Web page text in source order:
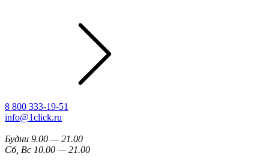
8 800 333-19-51
info@1click.ru
Будни 9.00 — 21.00
Сб, Вс 10.00 — 21.00